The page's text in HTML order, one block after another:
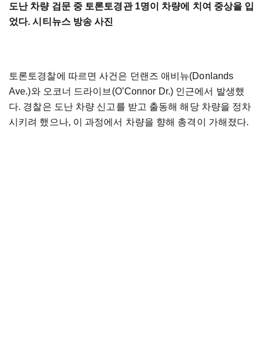
도난 차량 검문 중 토론토경관 1명이 차량에 치여 중상을 입
었다. 시티뉴스 방송 사진
토론토경찰에 따르면 사건은 던랜즈 애비뉴(Donlands
Ave.)와 오코너 드라이브(O’Connor Dr.) 인근에서 발생했
다. 경찰은 도난 차량 신고를 받고 출동해 해당 차량을 정차
시키려 했으나, 이 과정에서 차량을 향해 총격이 가해졌다.